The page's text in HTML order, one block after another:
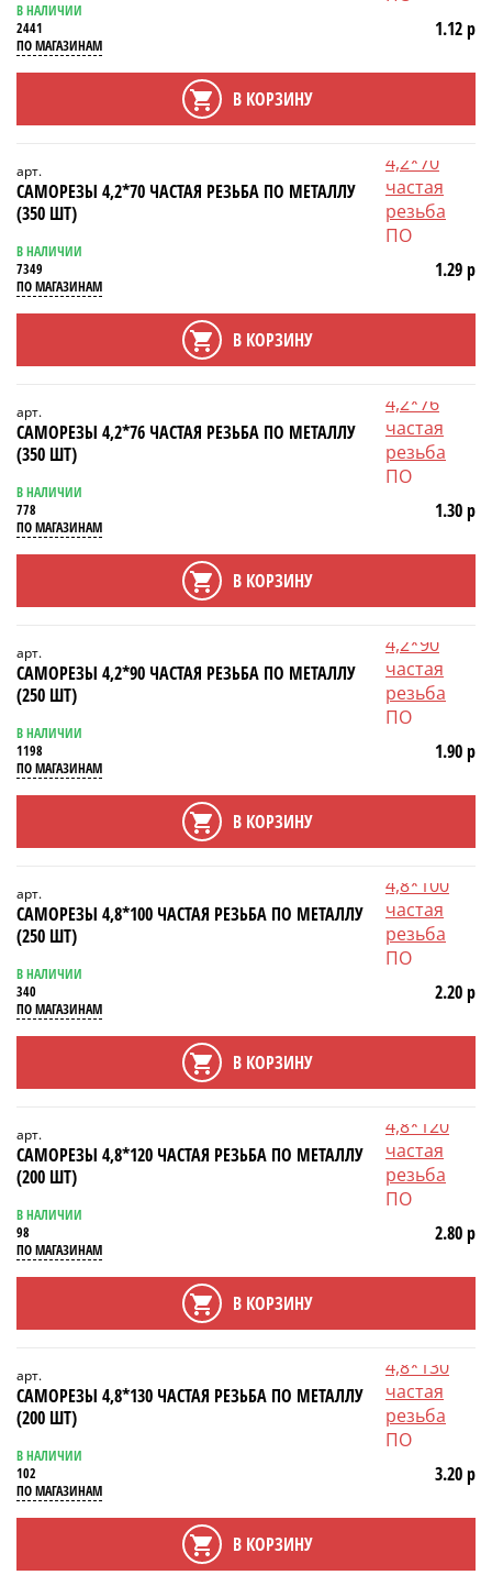
В НАЛИЧИИ
2441
ПО МАГАЗИНАМ
1.12 р
В КОРЗИНУ
арт.
САМОРЕЗЫ 4,2*70 ЧАСТАЯ РЕЗЬБА ПО МЕТАЛЛУ
(350 ШТ)
В НАЛИЧИИ
7349
ПО МАГАЗИНАМ
1.29 р
В КОРЗИНУ
арт.
САМОРЕЗЫ 4,2*76 ЧАСТАЯ РЕЗЬБА ПО МЕТАЛЛУ
(350 ШТ)
В НАЛИЧИИ
778
ПО МАГАЗИНАМ
1.30 р
В КОРЗИНУ
арт.
САМОРЕЗЫ 4,2*90 ЧАСТАЯ РЕЗЬБА ПО МЕТАЛЛУ
(250 ШТ)
В НАЛИЧИИ
1198
ПО МАГАЗИНАМ
1.90 р
В КОРЗИНУ
арт.
САМОРЕЗЫ 4,8*100 ЧАСТАЯ РЕЗЬБА ПО МЕТАЛЛУ
(250 ШТ)
В НАЛИЧИИ
340
ПО МАГАЗИНАМ
2.20 р
В КОРЗИНУ
арт.
САМОРЕЗЫ 4,8*120 ЧАСТАЯ РЕЗЬБА ПО МЕТАЛЛУ
(200 ШТ)
В НАЛИЧИИ
98
ПО МАГАЗИНАМ
2.80 р
В КОРЗИНУ
арт.
САМОРЕЗЫ 4,8*130 ЧАСТАЯ РЕЗЬБА ПО МЕТАЛЛУ
(200 ШТ)
В НАЛИЧИИ
102
ПО МАГАЗИНАМ
3.20 р
В КОРЗИНУ